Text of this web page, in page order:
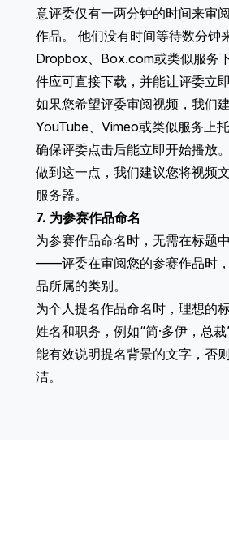
意评委仅有一两分钟的时间来审
作品。 他们没有时间等待数分钟
Dropbox、Box.com或类似服务
件应可直接下载，并能让评委立即
如果您希望评委审阅视频，我们
YouTube、Vimeo或类似服务上
确保评委点击后能立即开始播放
做到这一点，我们建议您将视频
服务器。
7. 为参赛作品命名
为参赛作品命名时，无需在标题
——评委在审阅您的参赛作品时
品所属的类别。
为个人提名作品命名时，理想的
姓名和职务，例如“简·多伊，总
能有效说明提名背景的文字，否
洁。